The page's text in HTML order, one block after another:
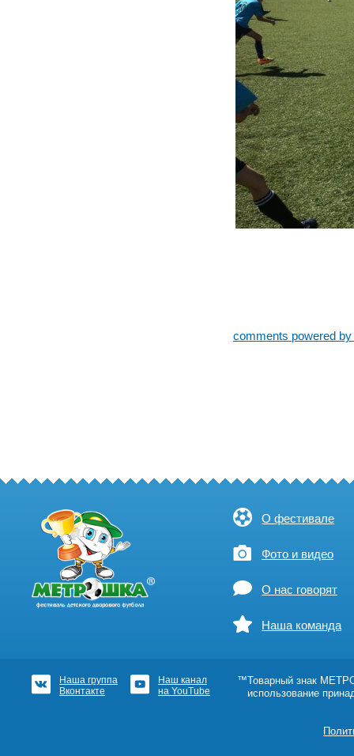
comments powered
О фестивале
Фото и видео
О нас говорят
Наша команда
Наша группа
Вконтакте
Наш канал
на YouTube
™Товарный знак
использование